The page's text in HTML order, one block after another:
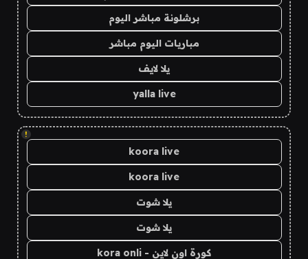
برشلونة مباشر اليوم
مباريات اليوم مباشر
يلا لايف
yalla live
!
koora live
koora live
يلا شوت
يلا شوت
كورة اون لاين - kora onli